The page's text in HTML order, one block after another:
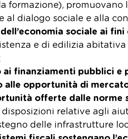
formazione),
al dialogo sociale e alla
sociale ai fini
e di edilizia
ai finanziamenti pubblici e
alle opportunità di
offerte dalle norme
disposizioni relative agli
delle infrastrutture